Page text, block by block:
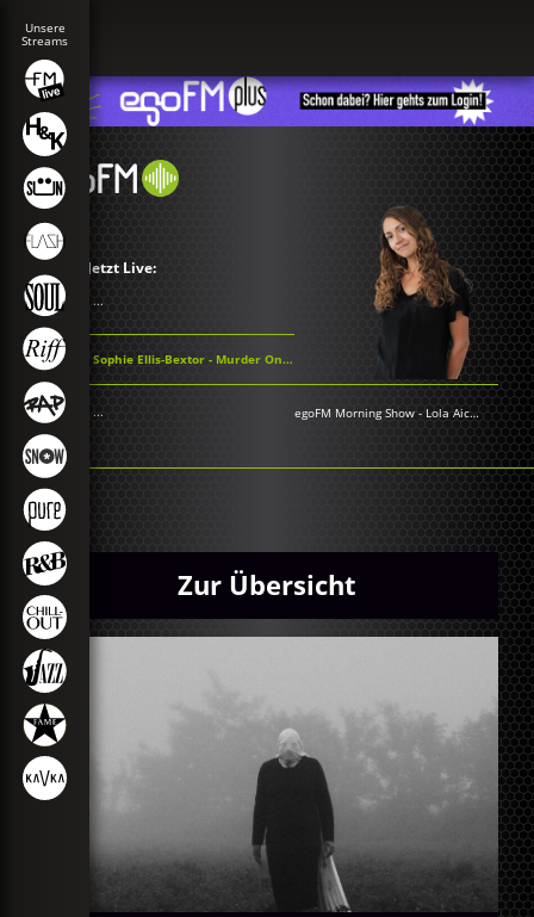
Jetzt Live:
...
Sophie Ellis-Bextor - Murder On the Dancefloor
... egoFM Morning Show - Lola Aichner
Zur Übersicht